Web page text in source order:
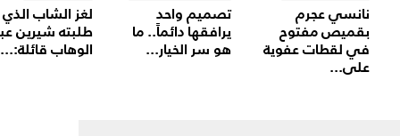
نانسي عجرم
بقميص مفتوح
في لقطات عفوية
على...
تصميم واحد
يرافقها دائماً.. ما
هو سر الخيار...
لغز الشاب الذي
طلبته شيرين
الوهاب قائلة:...